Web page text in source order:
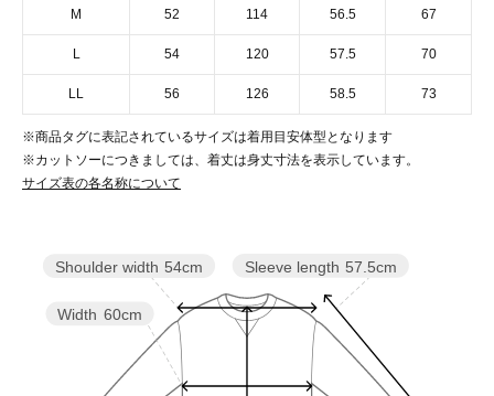
M 52 114 56.5 67
L 54 120 57.5 70
LL 56 126 58.5 73
※商品タグに表記されているサイズは着用目安体型となります
※カットソーにつきましては、着丈は身丈寸法を表示しています。
サイズ表の各名称について
Sleeve length 57.5cm
Width 60cm
Shoulder width 54cm